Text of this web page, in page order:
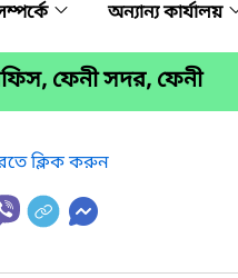
অন্যান্য কার্যালয়
ফেনী সদর, ফেনী
ক্লিক করুন